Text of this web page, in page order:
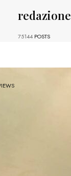
redazione
75144 POSTS